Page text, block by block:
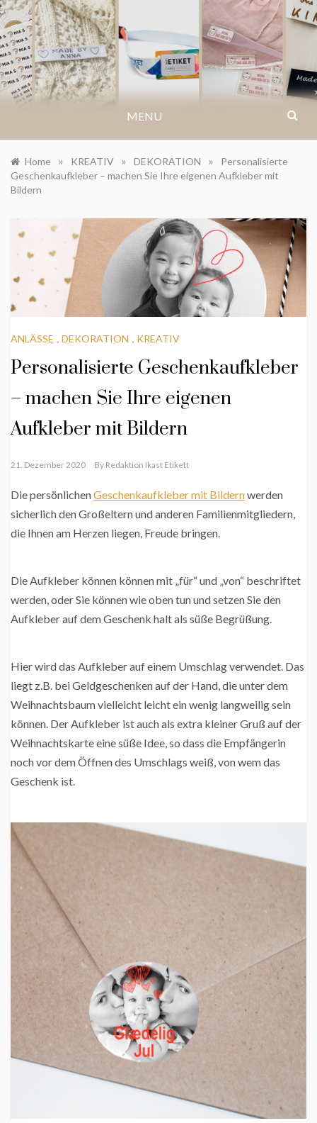
Skip
to
content
IKASTETIKETT.DE
MENU
Home » KREATIV » DEKORATION »
Personalisierte
Geschenkaufkleber – machen Sie Ihre eigenen Aufkleber mit
Bildern
ANLÄSSE , DEKORATION , KREATIV
Personalisierte Geschenkaufkleber
– machen Sie Ihre eigenen
Aufkleber mit Bildern
21. Dezember 2020 By Redaktion Ikast Etikett
Die persönlichenGeschenkaufkleber mit Bildernwerden
sicherlich den Großeltern und anderen Familienmitgliedern,
die Ihnen am Herzen liegen, Freude bringen.
Die Aufkleber können können mit „für“ und „von“ beschriftet
werden, oder Sie können wie oben tun und setzen Sie den
Aufkleber auf dem Geschenk halt als süße Begrüßung.
Hier wird das Aufkleber auf einem Umschlag verwendet. Das
liegt z.B. bei Geldgeschenken auf der Hand, die unter dem
Weihnachtsbaum vielleicht leicht ein wenig langweilig sein
können. Der Aufkleber ist auch als extra kleiner Gruß auf der
Weihnachtskarte eine süße Idee, so dass die Empfängerin
noch vor dem Öffnen des Umschlags weiß, von wem das
Geschenk ist.